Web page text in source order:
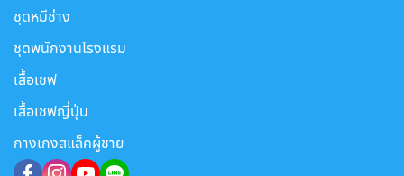
ชุดหมีช่าง
ชุดพนักงานโรงแรม
เสื้อเชฟ
เสื้อเชฟญี่ปุ่น
กางเกงสแล็คผู้ชาย